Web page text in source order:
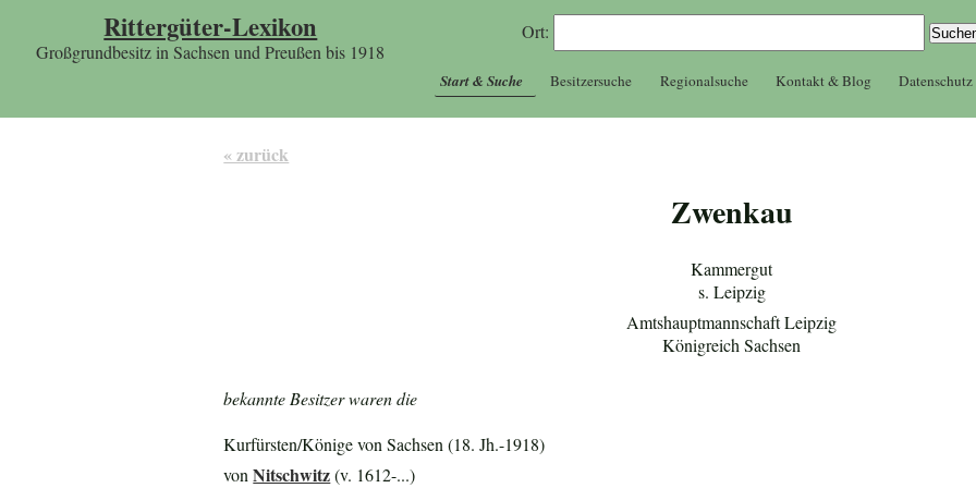
Rittergüter-Lexikon
Großgrundbesitz in Sachsen und Preußen bis 1918
Ort:
Start & Suche Besitzersuche Regionalsuche Kontakt & Blog Datenschutz
« zurück
Zwenkau
Kammergut
s. Leipzig
Amtshauptmannschaft Leipzig
Königreich Sachsen
bekannte Besitzer waren die
Kurfürsten/Könige von Sachsen (18. Jh.-1918)
vonNitschwitz(v. 1612-...)